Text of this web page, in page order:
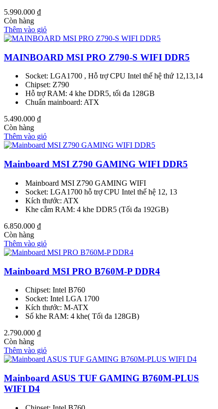
5.990.000 ₫
Còn hàng
Thêm vào giỏ
MAINBOARD MSI PRO Z790-S WIFI DDR5
Socket: LGA1700 , Hỗ trợ CPU Intel thế hệ thứ 12,13,14
Chipset: Z790
Hỗ trợ RAM: 4 khe DDR5, tối đa 128GB
Chuẩn mainboard: ATX
5.490.000 ₫
Còn hàng
Thêm vào giỏ
Mainboard MSI Z790 GAMING WIFI DDR5
Mainboard MSI Z790 GAMING WIFI
Socket: LGA1700 hỗ trợ CPU Intel thế hệ 12, 13
Kích thước: ATX
Khe cắm RAM: 4 khe DDR5 (Tối đa 192GB)
6.850.000 ₫
Còn hàng
Thêm vào giỏ
Mainboard MSI PRO B760M-P DDR4
Chipset: Intel B760
Socket: Intel LGA 1700
Kích thước: M-ATX
Số khe RAM: 4 khe( Tối đa 128GB)
2.790.000 ₫
Còn hàng
Thêm vào giỏ
Mainboard ASUS TUF GAMING B760M-PLUS
WIFI D4